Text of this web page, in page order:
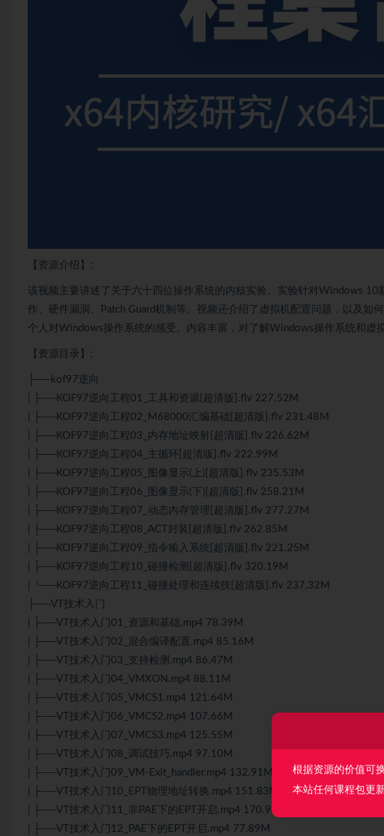
【资源介绍】:
该视频主要讲述了关于六十四位操作系统的内核实验。实验针对Windows 10
作、硬件漏洞、Patch Guard机制等。视频还介绍了虚拟机配置问题，以及如
个人对Windows操作系统的感受。内容丰富，对了解Windows操作系统和虚
【资源目录】:
├──kof97逆向
| ├──KOF97逆向工程01_工具和资源[超清版].flv 227.52M
| ├──KOF97逆向工程02_M68000汇编基础[超清版].flv 231.48M
| ├──KOF97逆向工程03_内存地址映射[超清版].flv 226.62M
| ├──KOF97逆向工程04_主循环[超清版].flv 222.99M
| ├──KOF97逆向工程05_图像显示(上)[超清版].flv 235.53M
| ├──KOF97逆向工程06_图像显示(下)[超清版].flv 258.21M
| ├──KOF97逆向工程07_动态内存管理[超清版].flv 277.27M
| ├──KOF97逆向工程08_ACT封装[超清版].flv 262.85M
| ├──KOF97逆向工程09_指令输入系统[超清版].flv 221.25M
| ├──KOF97逆向工程10_碰撞检测[超清版].flv 320.19M
| └──KOF97逆向工程11_碰撞处理和连续技[超清版].flv 237.32M
├──VT技术入门
| ├──VT技术入门01_资源和基础.mp4 78.39M
| ├──VT技术入门02_混合编译配置.mp4 85.16M
| ├──VT技术入门03_支持检测.mp4 86.47M
| ├──VT技术入门04_VMXON.mp4 88.11M
| ├──VT技术入门05_VMCS1.mp4 121.64M
| ├──VT技术入门06_VMCS2.mp4 107.66M
| ├──VT技术入门07_VMCS3.mp4 125.55M
| ├──VT技术入门08_调试技巧.mp4 97.10M
| ├──VT技术入门09_VM-Exit_handler.mp4 132.91M
| ├──VT技术入门10_EPT物理地址转换.mp4 151.83M
| ├──VT技术入门11_非PAE下的EPT开启.mp4 170.91M
| ├──VT技术入门12_PAE下的EPT开启.mp4 77.89M
根据资源的价值可
本站任何课程包更